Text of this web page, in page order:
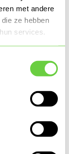
met andere
ze hebben
services.